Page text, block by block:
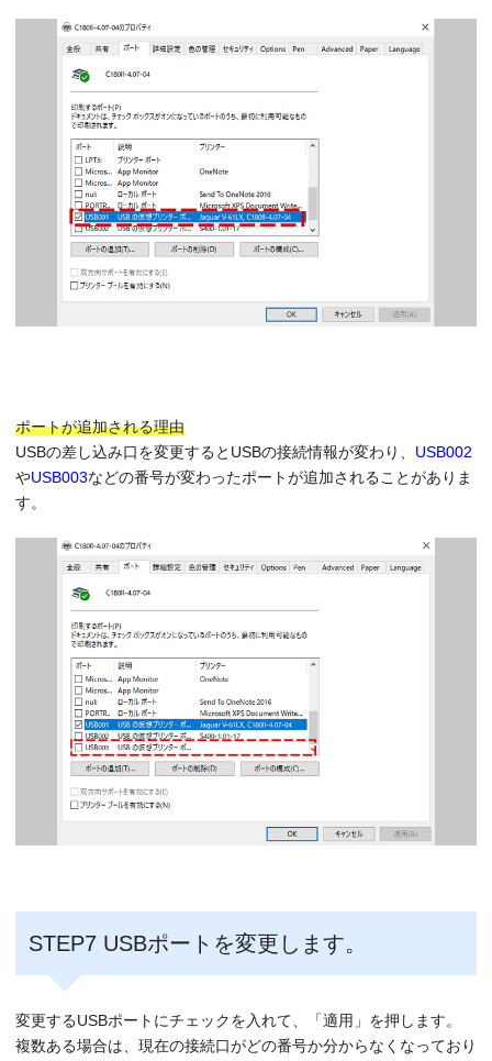
ポートが追加される理由
USBの差し込み口を変更するとUSBの接続情報が変わり、 USB002
やUSB003などの番号が変わったポートが追加されることがありま
す。
STEP7 USBポートを変更します。
変更するUSBポートにチェックを入れて、「適用」を押します。
複数ある場合は、現在の接続口がどの番号か分からなくなっており